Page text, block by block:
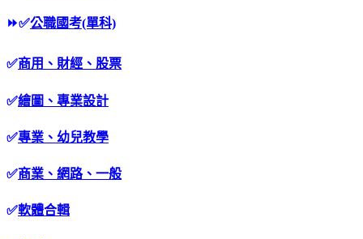
⏩✅公職國考(單科)
✅商用、財經、股票
✅繪圖、專業設計
✅專業、幼兒教學
✅商業、網路、一般
✅軟體合輯